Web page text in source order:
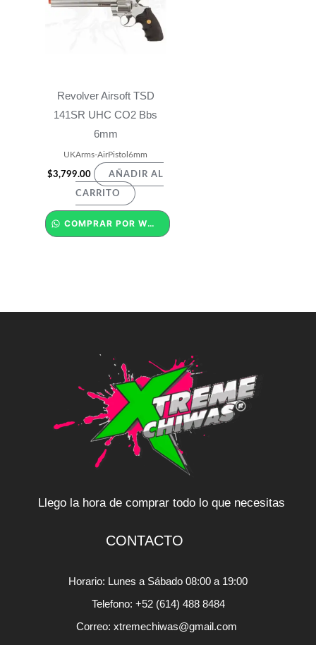
Revolver Airsoft TSD
141SR UHC CO2 Bbs
6mm
UKArms-AirPistol6mm
$3,799.00 AÑADIR AL
CARRITO
COMPRAR POR WHATSAPP
Llego la hora de comprar todo lo que necesitas
CONTACTO
Horario: Lunes a Sábado 08:00 a 19:00
Telefono: +52 (614) 488 8484
Correo: xtremechiwas@gmail.com